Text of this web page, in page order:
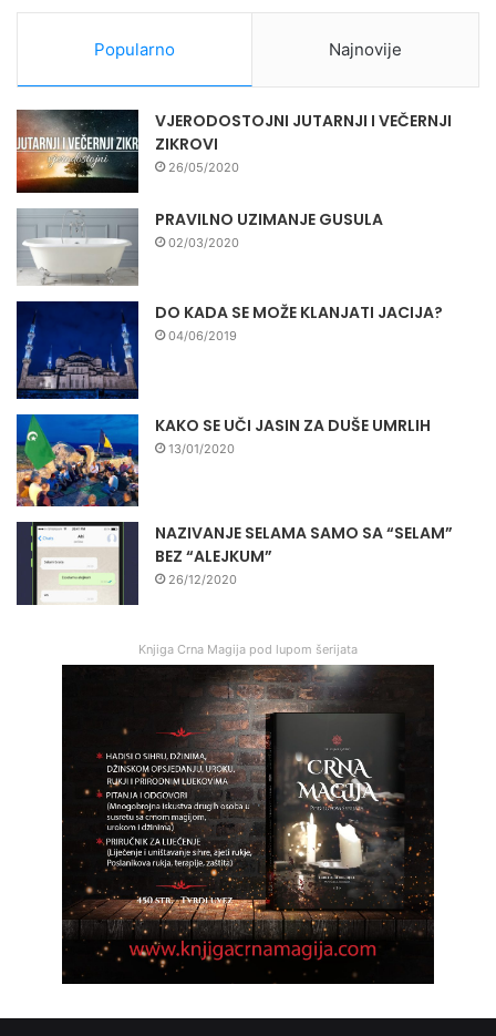
Popularno Najnovije
VJERODOSTOJNI JUTARNJI I VEČERNJI
ZIKROVI
26/05/2020
PRAVILNO UZIMANJE GUSULA
02/03/2020
DO KADA SE MOŽE KLANJATI JACIJA?
04/06/2019
KAKO SE UČI JASIN ZA DUŠE UMRLIH
13/01/2020
NAZIVANJE SELAMA SAMO SA “SELAM”
BEZ “ALEJKUM”
26/12/2020
Knjiga Crna Magija pod lupom šerijata